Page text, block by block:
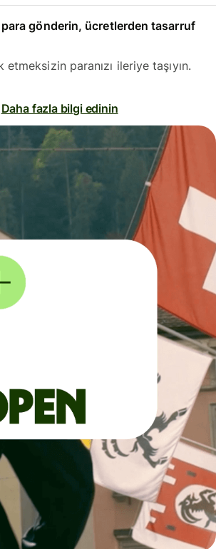
para gönderin, ücretlerden tasarruf
etmeksizin paranızı ileriye taşıyın.
Daha fazla bilgi edinin